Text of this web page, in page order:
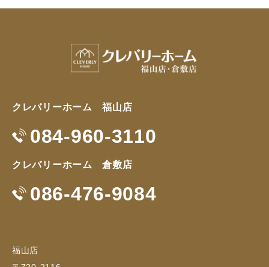
クレバリーホーム 福山店
084-960-3110
クレバリーホーム 倉敷店
086-476-9084
福山店